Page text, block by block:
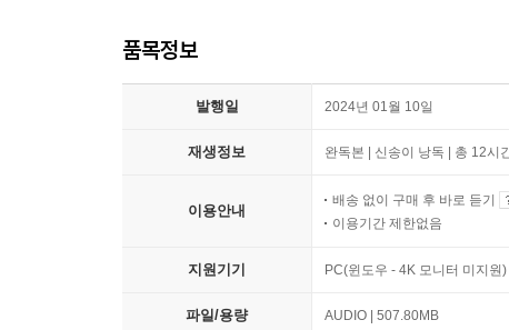
품목정보
발행일 2024년 01월 10일
재생정보 완독본 | 신송이 낭독 | 총 12시
이용안내
배송 없이 구매 후 바로 듣기
이용기간 제한없음
지원기기 PC(윈도우 - 4K 모니터 미지원
파일/용량 AUDIO | 507.80MB